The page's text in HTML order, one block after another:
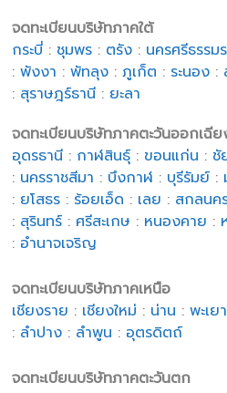
จดทะเบียนบริษัทภาคใต้
กระบี่ : ชุมพร : ตรัง : นครศรีธรรม
:พังงา :พัทลุง :ภูเก็ต : ระนอง :
: สุราษฎร์ธานี : ยะลา
จดทะเบียนบริษัทภาคตะวันออกเฉีย
อุดรธานี : กาฬสินธุ์ : ขอนแก่น : ชั
: นครราชสีมา : บึงกาฬ : บุรีรัมย์ :
: ยโสธร : ร้อยเอ็ด : เลย : สกลนค
: สุรินทร์ : ศรีสะเกษ : หนองคาย :
: อำนาจเจริญ
จดทะเบียนบริษัทภาคเหนือ
เชียงราย : เชียงใหม่ : น่าน :พะเยา
: ลำปาง : ลำพูน : อุตรดิตถ์
จดทะเบียนบริษัทภาคตะวันตก